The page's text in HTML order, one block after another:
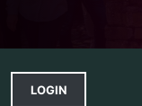
LOGIN